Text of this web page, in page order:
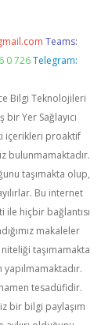
Teams:
0 726 Telegram:
Bilgi Teknolojileri
Yer Sağlayıcı
içerikleri proaktif
bulunmamaktadır.
taşımakta olup,
Bu internet
ile hiçbir bağlantısı
makaleler
taşımamakta
tesadüfidir.
bir bilgi paylaşım